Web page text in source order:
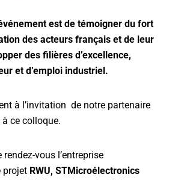
est de témoigner du fort
des acteurs français et de leur
des filières d’excellence,
et d’emploi industriel.
à l’invitation de notre partenaire
ce colloque.
rendez-vous l’entreprise
projet RWU, STMicroélectronics